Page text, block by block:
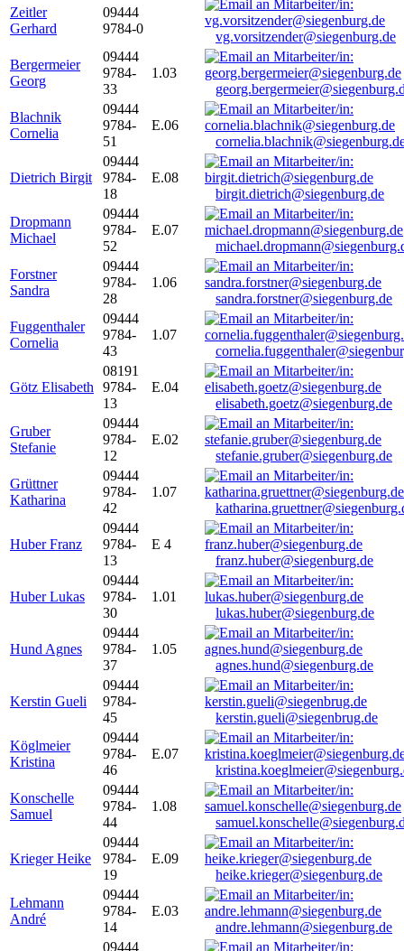
Zeitler
Gerhard
09444
9784-0
vg.vorsitzender@siegenburg.de
Bergermeier
Georg
09444
9784-
33
1.03
Blachnik
Cornelia
09444
9784-
51
E.06
Dietrich Birgit
09444
9784-
18
E.08
birgit.dietrich@siegenburg.de
Dropmann
Michael
09444
9784-
52
E.07
Forstner
Sandra
09444
9784-
28
1.06
sandra.forstner@siegenburg.de
Fuggenthaler
Cornelia
09444
9784-
43
1.07
Götz Elisabeth
08191
9784-
13
E.04
elisabeth.goetz@siegenburg.de
Gruber
Stefanie
09444
9784-
12
E.02
stefanie.gruber@siegenburg.de
Grüttner
Katharina
09444
9784-
42
1.07
Huber Franz
09444
9784-
13
E 4
franz.huber@siegenburg.de
Huber Lukas
09444
9784-
30
1.01
lukas.huber@siegenburg.de
Hund Agnes
09444
9784-
37
1.05
agnes.hund@siegenburg.de
Kerstin Gueli
09444
9784-
45
kerstin.gueli@siegenbrug.de
Köglmeier
Kristina
09444
9784-
46
E.07
Konschelle
Samuel
09444
9784-
44
1.08
Krieger Heike
09444
9784-
19
E.09
heike.krieger@siegenburg.de
Lehmann
André
09444
9784-
14
E.03
andre.lehmann@siegenburg.de
09444